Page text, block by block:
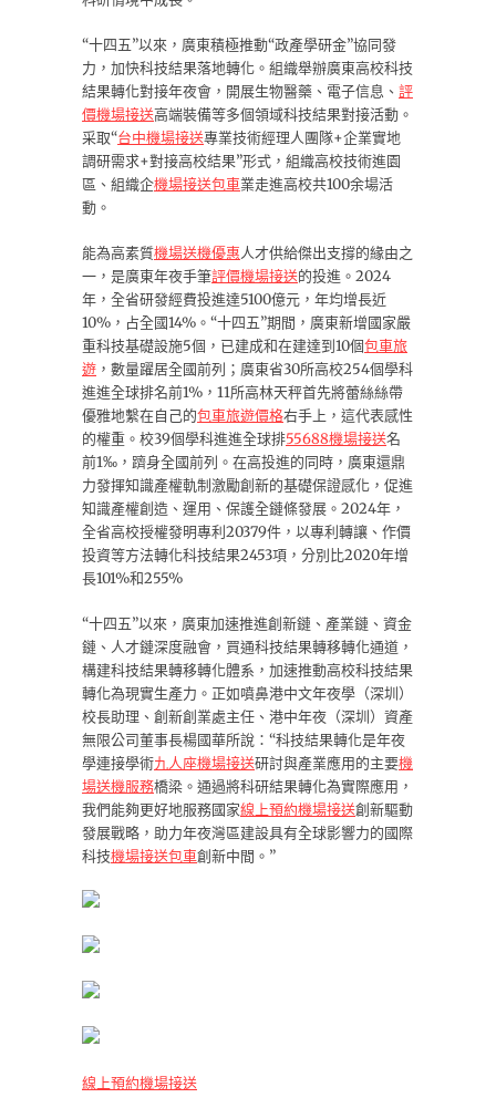
“十四五”以來，廣東積極推動“政產學研金”協同發
力，加快科技結果落地轉化。組織舉辦廣東高校科技
結果轉化對接年夜會，開展生物醫藥、電子信息、 評
價機場接送高端裝備等多個領域科技結果對接活動。
采取“台中機場接送專業技術經理人團隊+企業實地
調研需求+對接高校結果”形式，組織高校技術進園
區、組織企機場接送包車業走進高校共100余場活
動。
能為高素質機場送機優惠人才供給傑出支撐的緣由之
一，是廣東年夜手筆評價機場接送的投進。2024
年，全省研發經費投進達5100億元，年均增長近
10%，占全國14%。“十四五”期間，廣東新增國家嚴
重科技基礎設施5個，已建成和在建達到10個包車旅
遊 ，數量躍居全國前列；廣東省30所高校254個學科
進進全球排名前1%，11所高林天秤首先將蕾絲絲帶
優雅地繫在自己的包車旅遊價格右手上，這代表感性
的權重。校39個學科進進全球排55688機場接送名
前1‰，躋身全國前列。在高投進的同時，廣東還鼎
力發揮知識產權軌制激勵創新的基礎保證感化，促進
知識產權創造、運用、保護全鏈條發展。2024年，
全省高校授權發明專利20379件，以專利轉讓、作價
投資等方法轉化科技結果2453項，分別比2020年增
長101%和255%
“十四五”以來，廣東加速推進創新鏈、產業鏈、資金
鏈、人才鏈深度融會，買通科技結果轉移轉化通道，
構建科技結果轉移轉化體系，加速推動高校科技結果
轉化為現實生產力。正如噴鼻港中文年夜學（深圳）
校長助理、創新創業處主任、港中年夜（深圳）資產
無限公司董事長楊國華所說：“科技結果轉化是年夜
學連接學術九人座機場接送研討與產業應用的主要機
場送機服務橋梁。通過將科研結果轉化為實際應用，
我們能夠更好地服務國家線上預約機場接送創新驅動
發展戰略，助力年夜灣區建設具有全球影響力的國際
科技機場接送包車創新中間。”
線上預約機場接送